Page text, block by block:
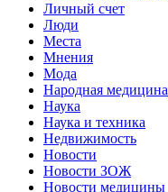
Личный счет
Люди
Места
Мнения
Мода
Народная медицина
Наука
Наука и техника
Недвижимость
Новости
Новости ЗОЖ
Новости медицины